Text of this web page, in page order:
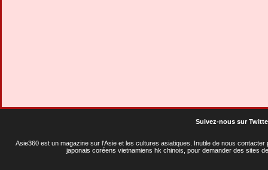
Suivez-nous sur
Asie360 est un magazine sur l'Asie et les cultures asiatiques . Inutile de nous
japonais coréens vietnamiens hk chinois, pour demander des sites